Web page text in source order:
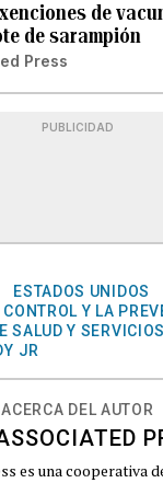
de
de sarampión
Press
PUBLICIDAD
ESTADOS UNIDOS
Y LA
SALUD Y
JR
ACERCA DEL AUTOR
es una cooperativa